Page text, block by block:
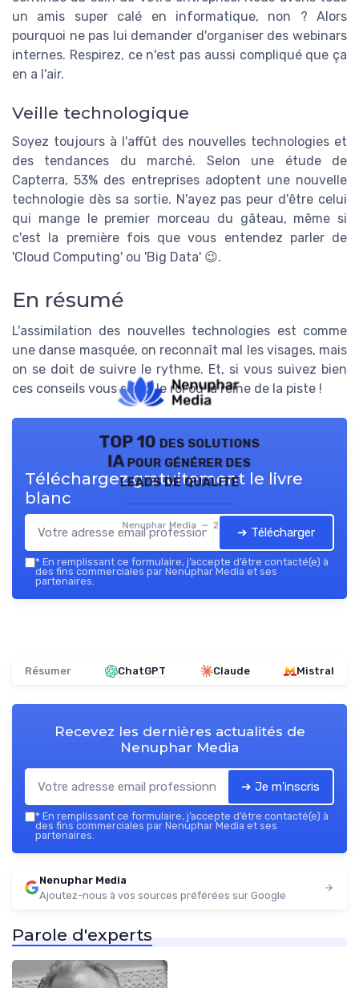
un amis super calé en informatique, non ? Alors
pourquoi ne pas lui demander d'organiser des webinars
internes. Respirez, ce n'est pas aussi compliqué que ça
en a l'air.
Veille technologique
Soyez toujours à l'affût des nouvelles technologies et
des tendances du marché. Selon une étude de
Capterra, 53% des entreprises adoptent une nouvelle
technologie dès sa sortie. N'ayez pas peur d'être celui
qui mange le premier morceau du gâteau, même si
c'est la première fois que vous entendez parler de
'Cloud Computing' ou 'Big Data' 😉.
En résumé
L'assimilation des nouvelles technologies est comme
une danse masquée, on reconnaît mal les visages, mais
on se doit de suivre le rythme. Et, si vous suivez bien
ces conseils vous serez le roi ou la reine de la piste !
TOP 10 des solutions
IA pour générer des
leads de qualité
Nenuphar Media — 2026
Téléchargez gratuitement le livre
blanc
➔ Télécharger
* En remplissant ce formulaire, j’accepte d’être contacté(e) à
des fins commerciales par Nenuphar Media et ses
partenaires.
Résumer ChatGPT Claude Mistral
Recevez les dernières actualités de
Nenuphar Media
➔ Je m'inscris
* En remplissant ce formulaire, j’accepte d’être contacté(e) à
des fins commerciales par Nenuphar Media et ses
partenaires.
Nenuphar Media
Ajoutez-nous à vos sources préférées sur Google
Parole d'experts